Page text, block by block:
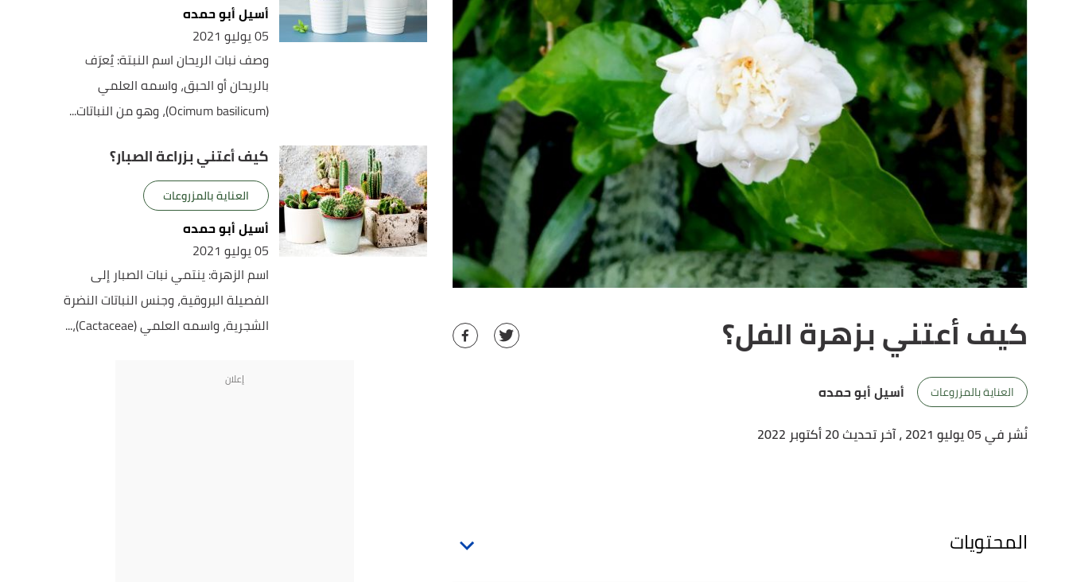
كيف أعتني بزهرة الفل؟
العناية بالمزروعات
أسيل أبو حمده
نُشر في 05 يوليو 2021
، آخر تحديث 20 أكتوبر 2022
المحتويات
أسيل أبو حمده
05 يوليو 2021
وصف نبات الريحان اسم النبتة: يُعرَف
بالريحان أو الحبق، واسمه العلمي
(Ocimum basilicum)، وهو من النباتات...
كيف أعتني بزراعة الصبار؟
العناية بالمزروعات
أسيل أبو حمده
05 يوليو 2021
اسم الزهرة: ينتمي نبات الصبار إلى
الفصيلة البروقية، وجنس النباتات النضرة
الشجرية، واسمه العلمي (Cactaceae)،...